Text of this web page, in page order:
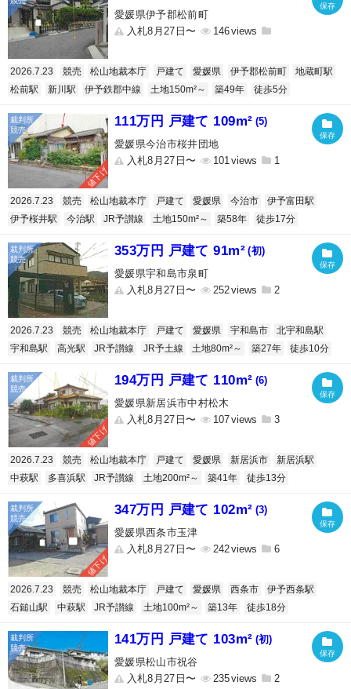
愛媛県伊予郡松前町
入札8月27日〜
146
2026.7.23 競売 松山地裁本庁 戸建て 愛媛県 伊予郡松前町
地蔵町駅
松前駅
新川駅 伊予鉄郡中線 土地150m²～ 築49年 徒歩5分
値下げ
111万円 戸建て 109m² (5)
愛媛県今治市桜井団地
入札8月27日〜
101 1
2026.7.23 競売 松山地裁本庁 戸建て 愛媛県 今治市
伊予富田駅
伊予桜井駅
今治駅 JR予讃線 土地150m²～ 築58年 徒歩17分
353万円 戸建て 91m² (初)
愛媛県宇和島市泉町
入札8月27日〜
252 2
2026.7.23 競売 松山地裁本庁 戸建て 愛媛県 宇和島市
北宇和島駅
宇和島駅
高光駅 JR予讃線 JR予土線 土地80m²～ 築27年 徒歩10分
値下げ
194万円 戸建て 110m² (6)
愛媛県新居浜市中村松木
入札8月27日〜
107 3
2026.7.23 競売 松山地裁本庁 戸建て 愛媛県 新居浜市
新居浜駅
中萩駅
多喜浜駅 JR予讃線 土地200m²～ 築41年 徒歩13分
値下げ
347万円 戸建て 102m² (3)
愛媛県西条市玉津
入札8月27日〜
242 6
2026.7.23 競売 松山地裁本庁 戸建て 愛媛県 西条市
伊予西条駅
石鎚山駅
中萩駅 JR予讃線 土地100m²～ 築13年 徒歩18分
141万円 戸建て 103m² (初)
愛媛県松山市祝谷
入札8月27日〜
235 2